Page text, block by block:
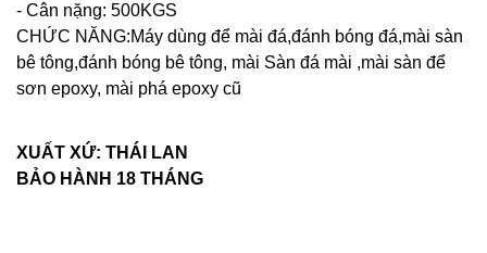
- Cân nặng: 500KGS
CHỨC NĂNG:Máy dùng để mài đá,đánh bóng đá,mài sàn
bê tông,đánh bóng bê tông, mài Sàn đá mài ,mài sàn để
sơn epoxy, mài phá epoxy cũ
XUẤT XỨ: THÁI LAN
BẢO HÀNH 18 THÁNG